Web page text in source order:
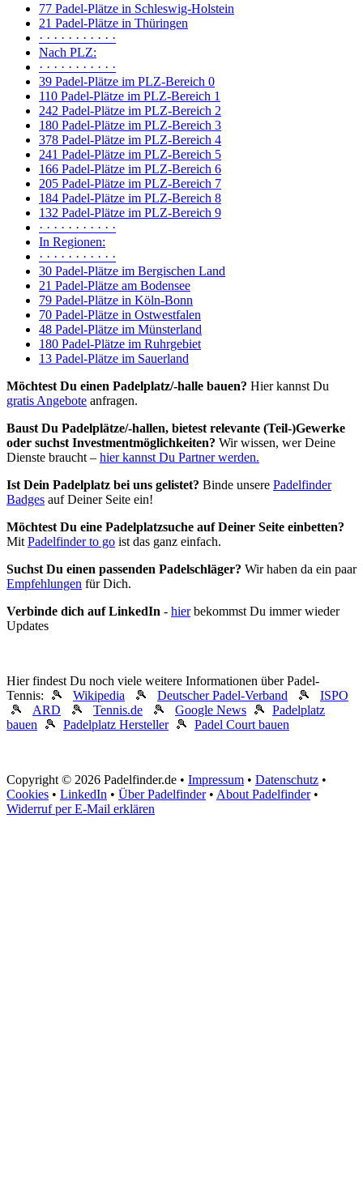
77 Padel-Plätze in Schleswig-Holstein
21 Padel-Plätze in Thüringen
· · · · · · · · · · ·
Nach PLZ:
· · · · · · · · · · ·
39 Padel-Plätze im PLZ-Bereich 0
110 Padel-Plätze im PLZ-Bereich 1
242 Padel-Plätze im PLZ-Bereich 2
180 Padel-Plätze im PLZ-Bereich 3
378 Padel-Plätze im PLZ-Bereich 4
241 Padel-Plätze im PLZ-Bereich 5
166 Padel-Plätze im PLZ-Bereich 6
205 Padel-Plätze im PLZ-Bereich 7
184 Padel-Plätze im PLZ-Bereich 8
132 Padel-Plätze im PLZ-Bereich 9
· · · · · · · · · · ·
In Regionen:
· · · · · · · · · · ·
30 Padel-Plätze im Bergischen Land
21 Padel-Plätze am Bodensee
79 Padel-Plätze in Köln-Bonn
70 Padel-Plätze in Ostwestfalen
48 Padel-Plätze im Münsterland
180 Padel-Plätze im Ruhrgebiet
13 Padel-Plätze im Sauerland
Möchtest Du einen Padelplatz/-halle bauen? Hier kannst Du
gratis Angebote anfragen.
Baust Du Padel­plätze/-hallen, bietest relevante (Teil-)Gewerke
oder suchst In­vest­ment­möglich­keiten? Wir wissen, wer Deine
Dienste braucht – hier kannst Du Partner werden.
Ist Dein Padelplatz bei uns gelistet? Binde unsere Padelfinder
Badges auf Deiner Seite ein!
Möchtest Du eine Padelplatzsuche auf Deiner Seite einbetten?
MitPadelfinder to go ist das ganz einfach.
Suchst Du einen passenden Padelschläger? Wir haben da ein paar
Empfehlungen für Dich.
Verbinde dich auf LinkedIn - hierbekommst Du immer wieder
Updates
Hier findest Du noch viele weitere Informationen über Padel-
Tennis: 🎾 Wikipedia 🎾 Deutscher Padel-Verband 🎾 ISPO
🎾 ARD 🎾 Tennis.de 🎾 Google News 🎾 Padelplatz
bauen 🎾 Padelplatz Hersteller🎾 Padel Court bauen
Copyright © 2026 Padelfinder.de • Impressum • Datenschutz •
Cookies • LinkedIn • Über Padelfinder• About Padelfinder•
Widerruf per E-Mail erklären